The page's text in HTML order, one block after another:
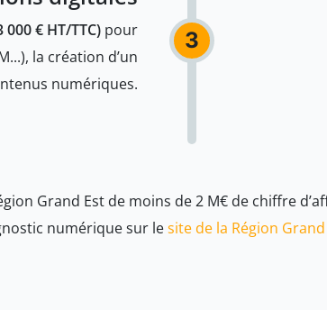
3
€ HT/TTC) pour
la création d’un
numériques.
Grand Est de moins de 2 M€ de chiffre
numérique sur lesite de la Région